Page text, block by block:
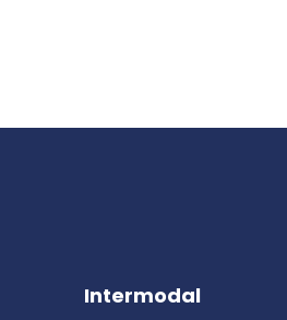
Intermodal